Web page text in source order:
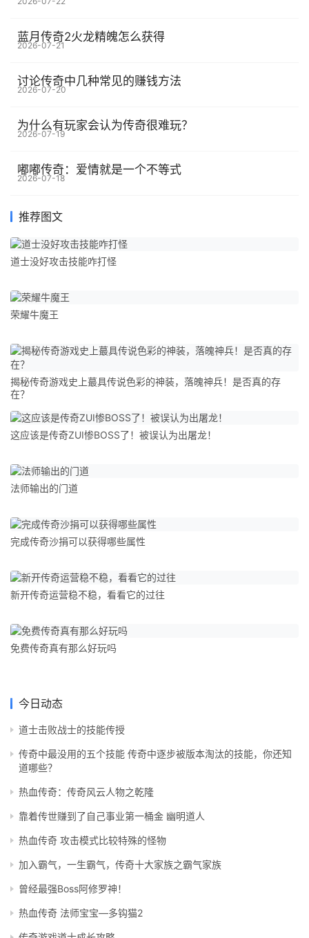
蓝月传奇2火龙精魄怎么获得
2026-07-21
讨论传奇中几种常见的赚钱方法
2026-07-20
为什么有玩家会认为传奇很难玩？
2026-07-19
嘟嘟传奇：爱情就是一个不等式
2026-07-18
推荐图文
道士没好攻击技能咋打怪
荣耀牛魔王
揭秘传奇游戏史上蕞具传说色彩的神装，落魄神兵！是否真的存
在？
这应该是传奇ZUI惨BOSS了！被误认为出屠龙！
法师输出的门道
完成传奇沙捐可以获得哪些属性
新开传奇运营稳不稳，看看它的过往
免费传奇真有那么好玩吗
今日动态
道士击败战士的技能传授
传奇中最没用的五个技能 传奇中逐步被版本淘汰的技能，你还知
道哪些？
热血传奇：传奇风云人物之乾隆
靠着传世赚到了自己事业第一桶金 幽明道人
热血传奇 攻击模式比较特殊的怪物
加入霸气，一生霸气，传奇十大家族之霸气家族
曾经最强Boss阿修罗神！
热血传奇 法师宝宝—多钩猫2